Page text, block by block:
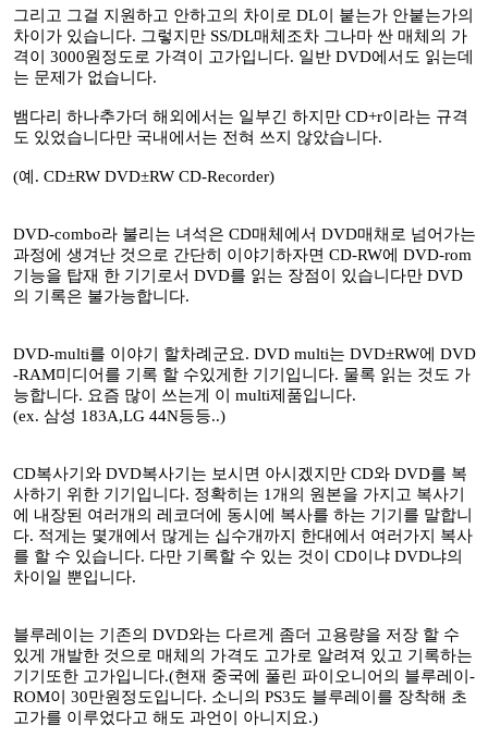
그리고 그걸 지원하고 안하고의 차이로 DL이 붙는가 안붙는가의
차이가 있습니다. 그렇지만 SS/DL매체조차 그나마 싼 매체의 가
격이 3000원정도로 가격이 고가입니다. 일반 DVD에서도 읽는데
는 문제가 없습니다.
뱀다리 하나추가더 해외에서는 일부긴 하지만 CD+r이라는 규격
도 있었습니다만 국내에서는 전혀 쓰지 않았습니다.
(예. CD±RW DVD±RW CD-Recorder)
DVD-combo라 불리는 녀석은 CD매체에서 DVD매채로 넘어가는
과정에 생겨난 것으로 간단히 이야기하자면 CD-RW에 DVD-rom
기능을 탑재 한 기기로서 DVD를 읽는 장점이 있습니다만 DVD
의 기록은 불가능합니다.
DVD-multi를 이야기 할차례군요. DVD multi는 DVD±RW에 DVD
-RAM미디어를 기록 할 수있게한 기기입니다. 물록 읽는 것도 가
능합니다. 요즘 많이 쓰는게 이 multi제품입니다.
(ex. 삼성 183A,LG 44N등등..)
CD복사기와 DVD복사기는 보시면 아시겠지만 CD와 DVD를 복
사하기 위한 기기입니다. 정확히는 1개의 원본을 가지고 복사기
에 내장된 여러개의 레코더에 동시에 복사를 하는 기기를 말합니
다. 적게는 몇개에서 많게는 십수개까지 한대에서 여러가지 복사
를 할 수 있습니다. 다만 기록할 수 있는 것이 CD이냐 DVD냐의
차이일 뿐입니다.
블루레이는 기존의 DVD와는 다르게 좀더 고용량을 저장 할 수
있게 개발한 것으로 매체의 가격도 고가로 알려져 있고 기록하는
기기또한 고가입니다.(현재 중국에 풀린 파이오니어의 블루레이-
ROM이 30만원정도입니다. 소니의 PS3도 블루레이를 장착해 초
고가를 이루었다고 해도 과언이 아니지요.)